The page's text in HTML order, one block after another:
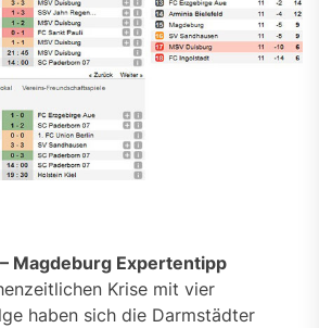
Magdeburg Expertentipp
Krise mit vier
haben sich die Darmstädter